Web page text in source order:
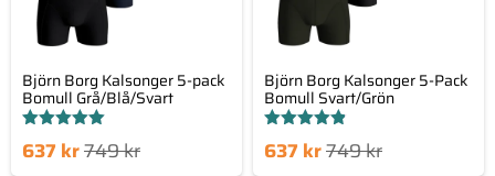
Björn Borg Kalsonger 5-pack
Bomull Grå/Blå/Svart
Betygsatt
5.00
749kr
Det
637kr
Björn Borg Kalsonger 5-Pack
Bomull Svart/Grön
Betygsatt
4.83
749kr
Det
637kr